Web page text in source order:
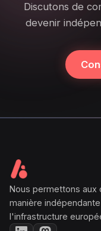
Discutons de
devenir
Nous permettons aux
manière
l'infrastructure